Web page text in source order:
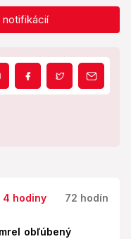
notifikácií
4 hodiny 72 hodín
obľúbený